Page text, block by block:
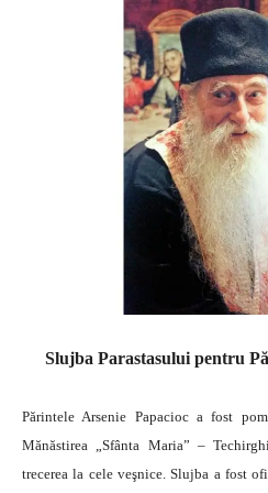
Slujba Parastasului pentru
Părintele Arsenie Papacioc a fost
Mănăstirea „Sfânta Maria” –
trecerea la cele veşnice. Slujba a fost